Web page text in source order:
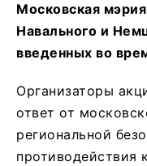
Московская
Навального и
введенных во
Организаторы
ответ от
региональной
противодействия